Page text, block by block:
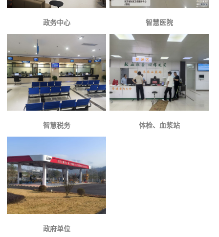
政务中心 智慧医院
智慧税务 体检、血浆站
政府单位